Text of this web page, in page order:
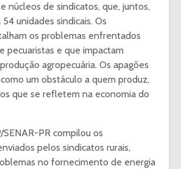
núcleos de sindicatos, que, juntos,
unidades sindicais. Os
os problemas enfrentados
pecuaristas e que impactam
agropecuária. Os apagões
um obstáculo a quem produz,
que se refletem na economia do
SENAR-PR compilou os
pelos sindicatos rurais,
no fornecimento de energia